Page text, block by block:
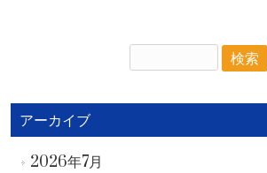
アーカイブ
2026年7月